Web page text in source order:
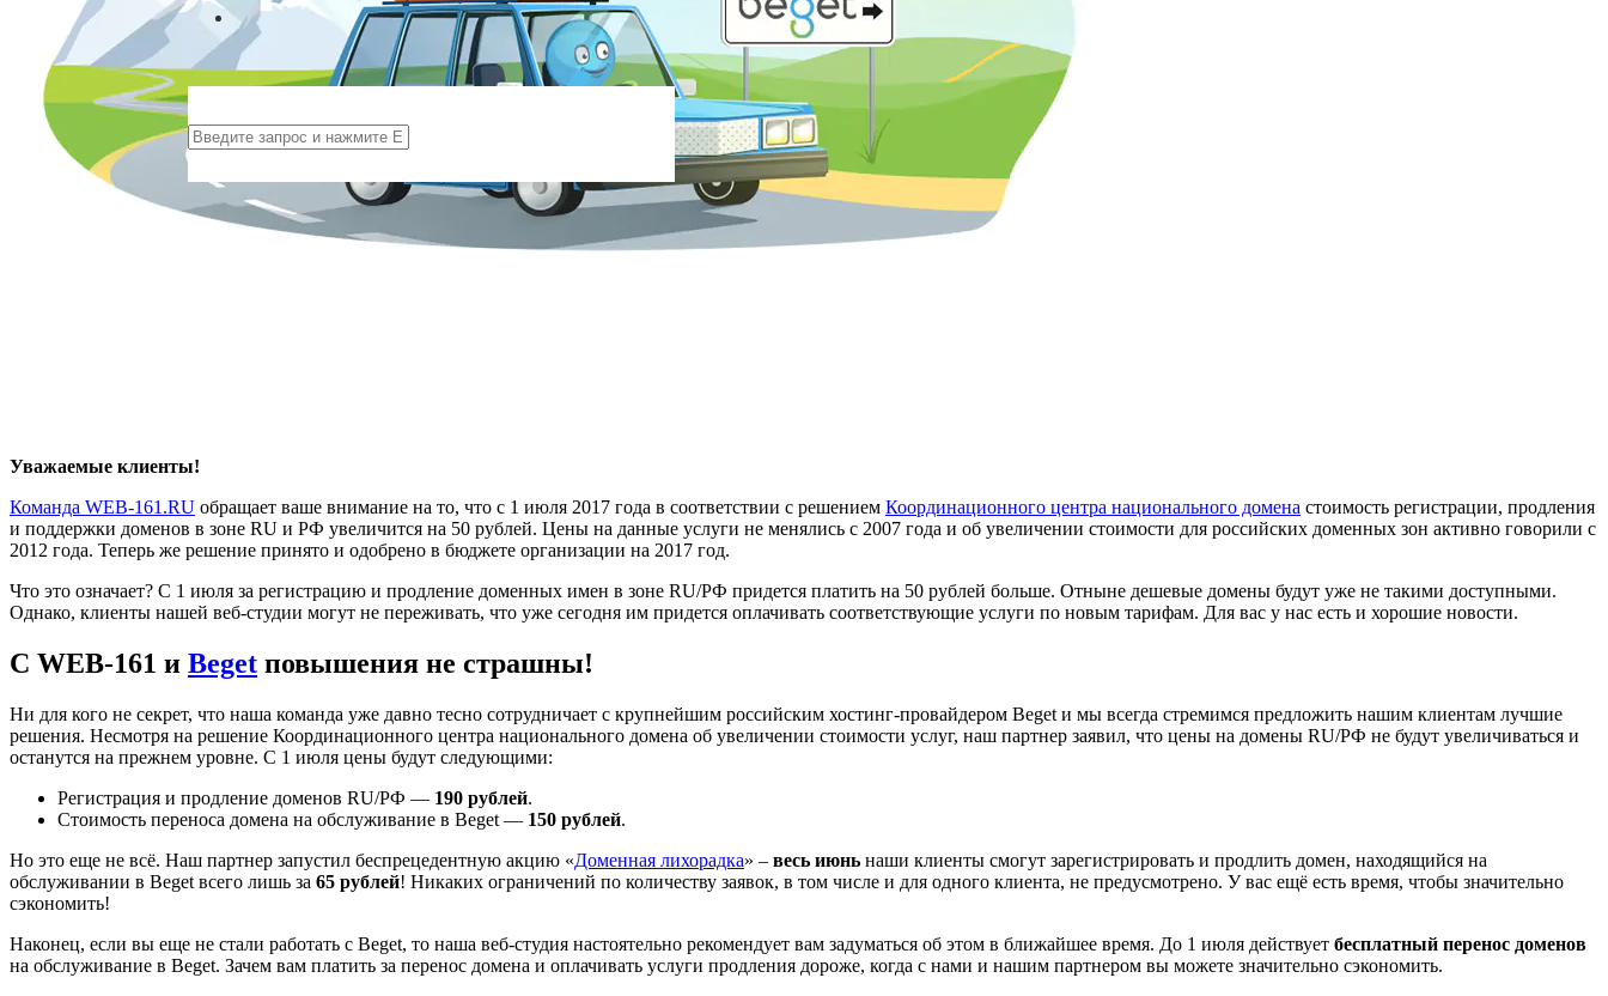
Уважаемые клиенты!
Команда WEB-161.RU обращает ваше внимание на то, что с 1 июля 2017 года в соответствии с решением Координационного центра национального домена стоимость регистрации, продления
и поддержки доменов в зоне RU и РФ увеличится на 50 рублей. Цены на данные услуги не менялись с 2007 года и об увеличении стоимости для российских доменных зон активно говорили с
2012 года. Теперь же решение принято и одобрено в бюджете организации на 2017 год.
Что это означает? С 1 июля за регистрацию и продление доменных имен в зоне RU/РФ придется платить на 50 рублей больше. Отныне дешевые домены будут уже не такими доступными.
Однако, клиенты нашей веб-студии могут не переживать, что уже сегодня им придется оплачивать соответствующие услуги по новым тарифам. Для вас у нас есть и хорошие новости.
С WEB-161 и Beget повышения не страшны!
Ни для кого не секрет, что наша команда уже давно тесно сотрудничает с крупнейшим российским хостинг-провайдером Beget и мы всегда стремимся предложить нашим клиентам лучшие
решения. Несмотря на решение Координационного центра национального домена об увеличении стоимости услуг, наш партнер заявил, что цены на домены RU/РФ не будут увеличиваться и
останутся на прежнем уровне. С 1 июля цены будут следующими:
Регистрация и продление доменов RU/РФ — 190 рублей.
Стоимость переноса домена на обслуживание в Beget — 150 рублей.
Но это еще не всё. Наш партнер запустил беспрецедентную акцию «Доменная лихорадка» – весь июнь наши клиенты смогут зарегистрировать и продлить домен, находящийся на
обслуживании в Beget всего лишь за 65 рублей! Никаких ограничений по количеству заявок, в том числе и для одного клиента, не предусмотрено. У вас ещё есть время, чтобы значительно
сэкономить!
Наконец, если вы еще не стали работать с Beget, то наша веб-студия настоятельно рекомендует вам задуматься об этом в ближайшее время. До 1 июля действует бесплатный перенос доменов
на обслуживание в Beget. Зачем вам платить за перенос домена и оплачивать услуги продления дороже, когда с нами и нашим партнером вы можете значительно сэкономить.